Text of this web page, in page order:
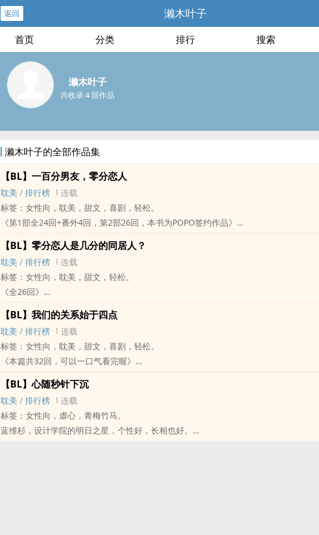
返回 濑木叶子
首页 分类 排行 搜索
濑木叶子
共收录 4 部作品
濑木叶子的全部作品集
【BL】一百分男友，零分恋人
‍耽‍‌‎美‎‌‎ / 排行榜
连载
标签：女性向，‍耽‍‌‎美‎‌‎，甜文，喜剧，轻松。
《第1部全24回+番外4回，第2部26回，本书为‎‍P‌‍O‌‍P‌O‍签约作品》
一前一后，坐在教室前排靠窗位置的两个人。
「他非常受女生欢迎，倒贴他的人多得不得了。」
魏希陵认识艾理善的时候，同时也认识了一个「换女朋友跟换衣服一样快，男生对他
生总自然而然被他吸走」的人。
「我来找你，是因为我想见你。」
随着他们变成朋友，魏希陵开始感觉到谣言背后艾理善的天性，以及自己正逐渐被吸
然而等到魏希陵对自己的动心产生自觉，
艾理善已经遇上了一个显然让他认真对待的女孩子────
【BL】零分恋人是几分的同居人？
‍耽‍‌‎美‎‌‎ / 排行榜
连载
标签：女性向，‍耽‍‌‎美‎‌‎，甜文，轻松。
《全26回》
毕业之后，我们一起住吧。」
这句话成了事实。
艾理善和魏希陵在开始他们研究所学生生涯的同时，也开启了同居生活。
然而同住在一个屋檐下，跟只是经常见面约会，毕竟是不一样的。
一起生活造成的小冲突与摩擦，在他们的同居生活，还有感情发展当中，投下甜中混
笑的变数。
这两个人在谈恋爱方面的技术都不怎样──
那成为同居人之后又将如何呢？
【BL】我们的关系始于四点
‍耽‍‌‎美‎‌‎ / 排行榜
连载
标签：女性向，‍耽‍‌‎美‎‌‎，甜文，喜剧，轻松。
《本篇共32回，可以一口气看完喔》
对郭卫来说，在人生谷底──身上的钱只剩下不到一百块、被房东赶出家门、暗恋已久
经有男朋友了──的时候，这个提案跟天上掉下来的礼物没什么两样。
他就这样免费获得一个栖身的地方，还有
「主人，请问有何吩咐？」
【BL】心随秒针下沉
‍耽‍‌‎美‎‌‎ / 排行榜
连载
标签：女性向，虐心，青梅竹马。
蓝维杉，设计学院的明日之星，个性好，长相也好。